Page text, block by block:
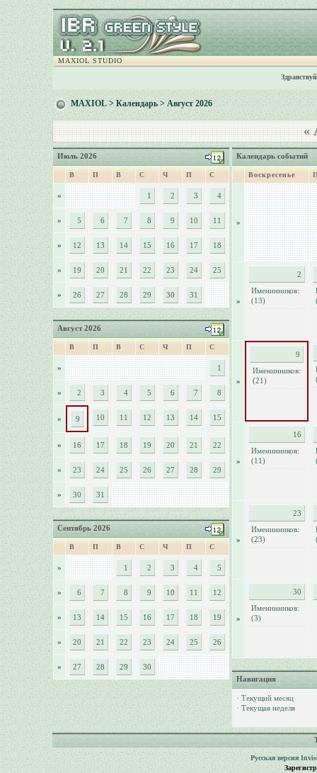
MAXIOL STUDIO
MAXIOL>Календарь> Август 2026
«
Июль 2026
В П В С Ч П С
» 1 2 3 4
» 5 6 7 8 9 10 11
» 12 13 14 15 16 17 18
» 19 20 21 22 23 24 25
» 26 27 28 29 30 31
Август 2026
В П В С Ч П С
» 1
» 2 3 4 5 6 7 8
» 9 10 11 12 13 14 15
» 16 17 18 19 20 21 22
» 23 24 25 26 27 28 29
» 30 31
Сентябрь 2026
В П В С Ч П С
» 1 2 3 4 5
» 6 7 8 9 10 11 12
» 13 14 15 16 17 18 19
» 20 21 22 23 24 25 26
» 27 28 29 30
Календарь событий
Воскресенье
»
»
2
Именинников:
(13)
»
9
Именинников:
(21)
»
16
Именинников:
(11)
»
23
Именинников:
(23)
»
30
Именинников:
(3)
Навигация
· Текущий месяц
· Текущая неделя
Русская версия